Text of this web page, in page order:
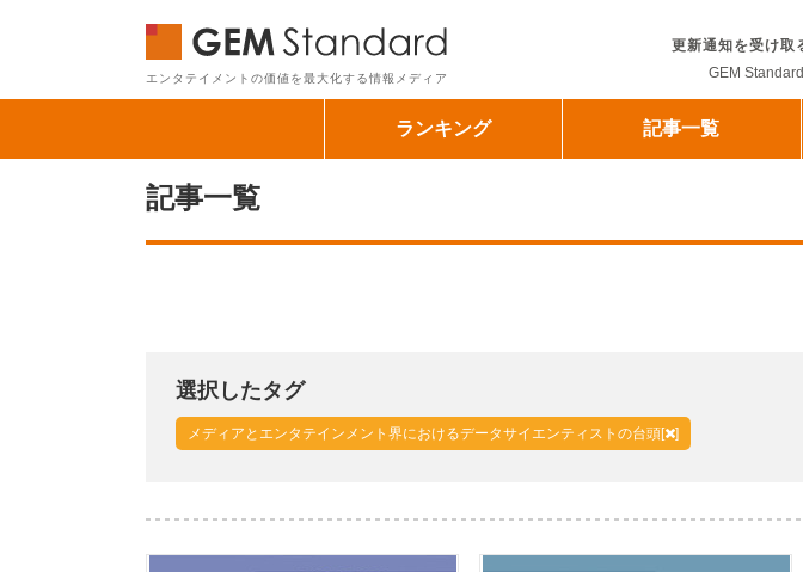
エンタテイメントの価値を最大化する情報メディア
更新通知を受け取
GEM
ランキング 記事一覧
記事一覧
選択したタグ
メディアとエンタテインメント界におけるデータサイエンティストの台頭[ ]